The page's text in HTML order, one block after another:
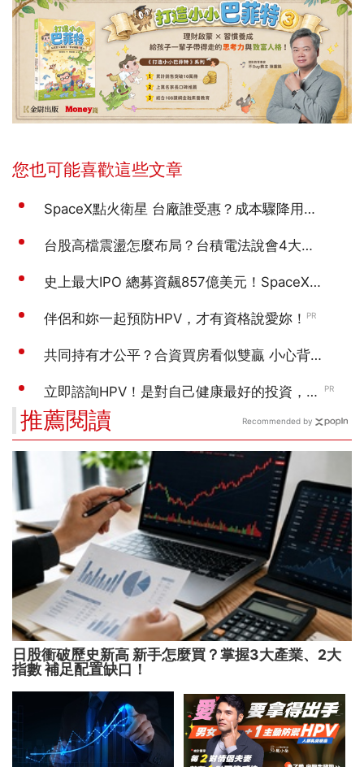
推薦閱讀
日股衝破歷史新高 新手怎麼買？掌握3大產業、2大
指數 補足配置缺口！
Recommended by